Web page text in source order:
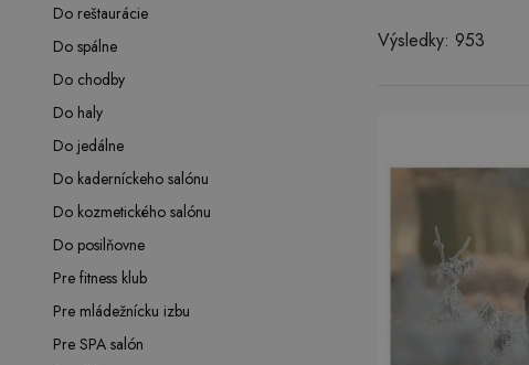
Do reštaurácie
Do spálne
Do chodby
Do haly
Do jedálne
Do kaderníckeho salónu
Do kozmetického salónu
Do posilňovne
Pre fitness klub
Pre mládežnícku izbu
Pre SPA salón
Výsledky: 953